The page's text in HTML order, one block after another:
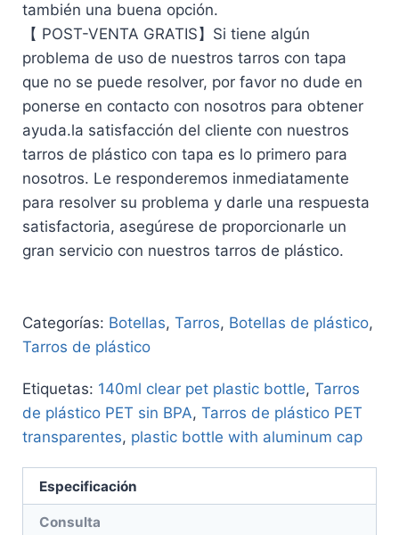
también una buena opción.
【 POST-VENTA GRATIS】Si tiene algún
problema de uso de nuestros tarros con tapa
que no se puede resolver, por favor no dude en
ponerse en contacto con nosotros para obtener
ayuda.la satisfacción del cliente con nuestros
tarros de plástico con tapa es lo primero para
nosotros. Le responderemos inmediatamente
para resolver su problema y darle una respuesta
satisfactoria, asegúrese de proporcionarle un
gran servicio con nuestros tarros de plástico.
Categorías: Botellas, Tarros, Botellas de plástico,
Tarros de plástico
Etiquetas: 140ml clear pet plastic bottle, Tarros
de plástico PET sin BPA, Tarros de plástico PET
transparentes, plastic bottle with aluminum cap
Especificación
Consulta